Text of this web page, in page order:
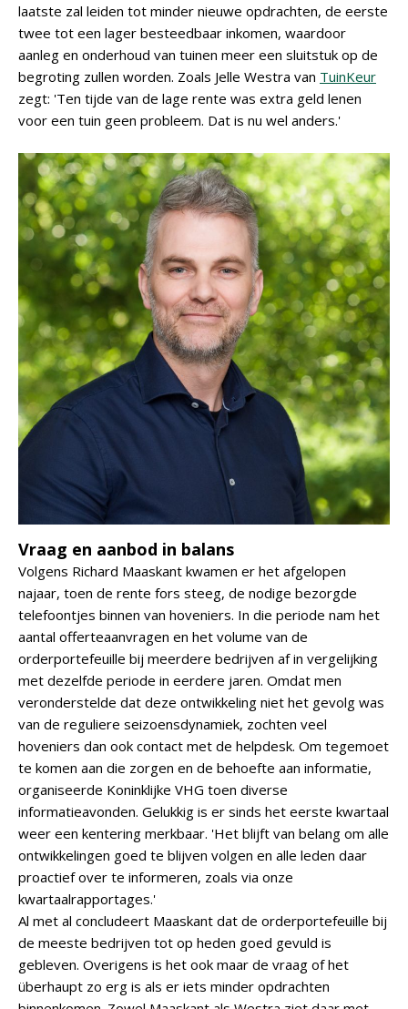
laatste zal leiden tot minder nieuwe opdrachten, de eerste
twee tot een lager besteedbaar inkomen, waardoor
aanleg en onderhoud van tuinen meer een sluitstuk op de
begroting zullen worden. Zoals Jelle Westra van TuinKeur
zegt: 'Ten tijde van de lage rente was extra geld lenen
voor een tuin geen probleem. Dat is nu wel anders.'
Vraag en aanbod in balans
Volgens Richard Maaskant kwamen er het afgelopen
najaar, toen de rente fors steeg, de nodige bezorgde
telefoontjes binnen van hoveniers. In die periode nam het
aantal offerteaanvragen en het volume van de
orderportefeuille bij meerdere bedrijven af in vergelijking
met dezelfde periode in eerdere jaren. Omdat men
veronderstelde dat deze ontwikkeling niet het gevolg was
van de reguliere seizoensdynamiek, zochten veel
hoveniers dan ook contact met de helpdesk. Om tegemoet
te komen aan die zorgen en de behoefte aan informatie,
organiseerde Koninklijke VHG toen diverse
informatieavonden. Gelukkig is er sinds het eerste kwartaal
weer een kentering merkbaar. 'Het blijft van belang om alle
ontwikkelingen goed te blijven volgen en alle leden daar
proactief over te informeren, zoals via onze
kwartaalrapportages.'
Al met al concludeert Maaskant dat de orderportefeuille bij
de meeste bedrijven tot op heden goed gevuld is
gebleven. Overigens is het ook maar de vraag of het
überhaupt zo erg is als er iets minder opdrachten